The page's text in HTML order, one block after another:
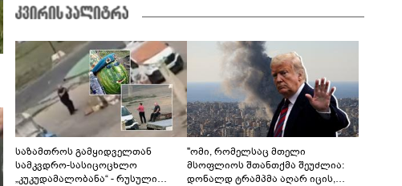
საზამთროს გამყიდველთან
სამკვდრო-სასიცოცხლო
„კუკუდამალობანა“ - რუსული
"ომი, რომელსაც მთელი
მსოფლიოს შთანთქმა შეუძლია:
დონალდ ტრამპმა აღარ იცის,